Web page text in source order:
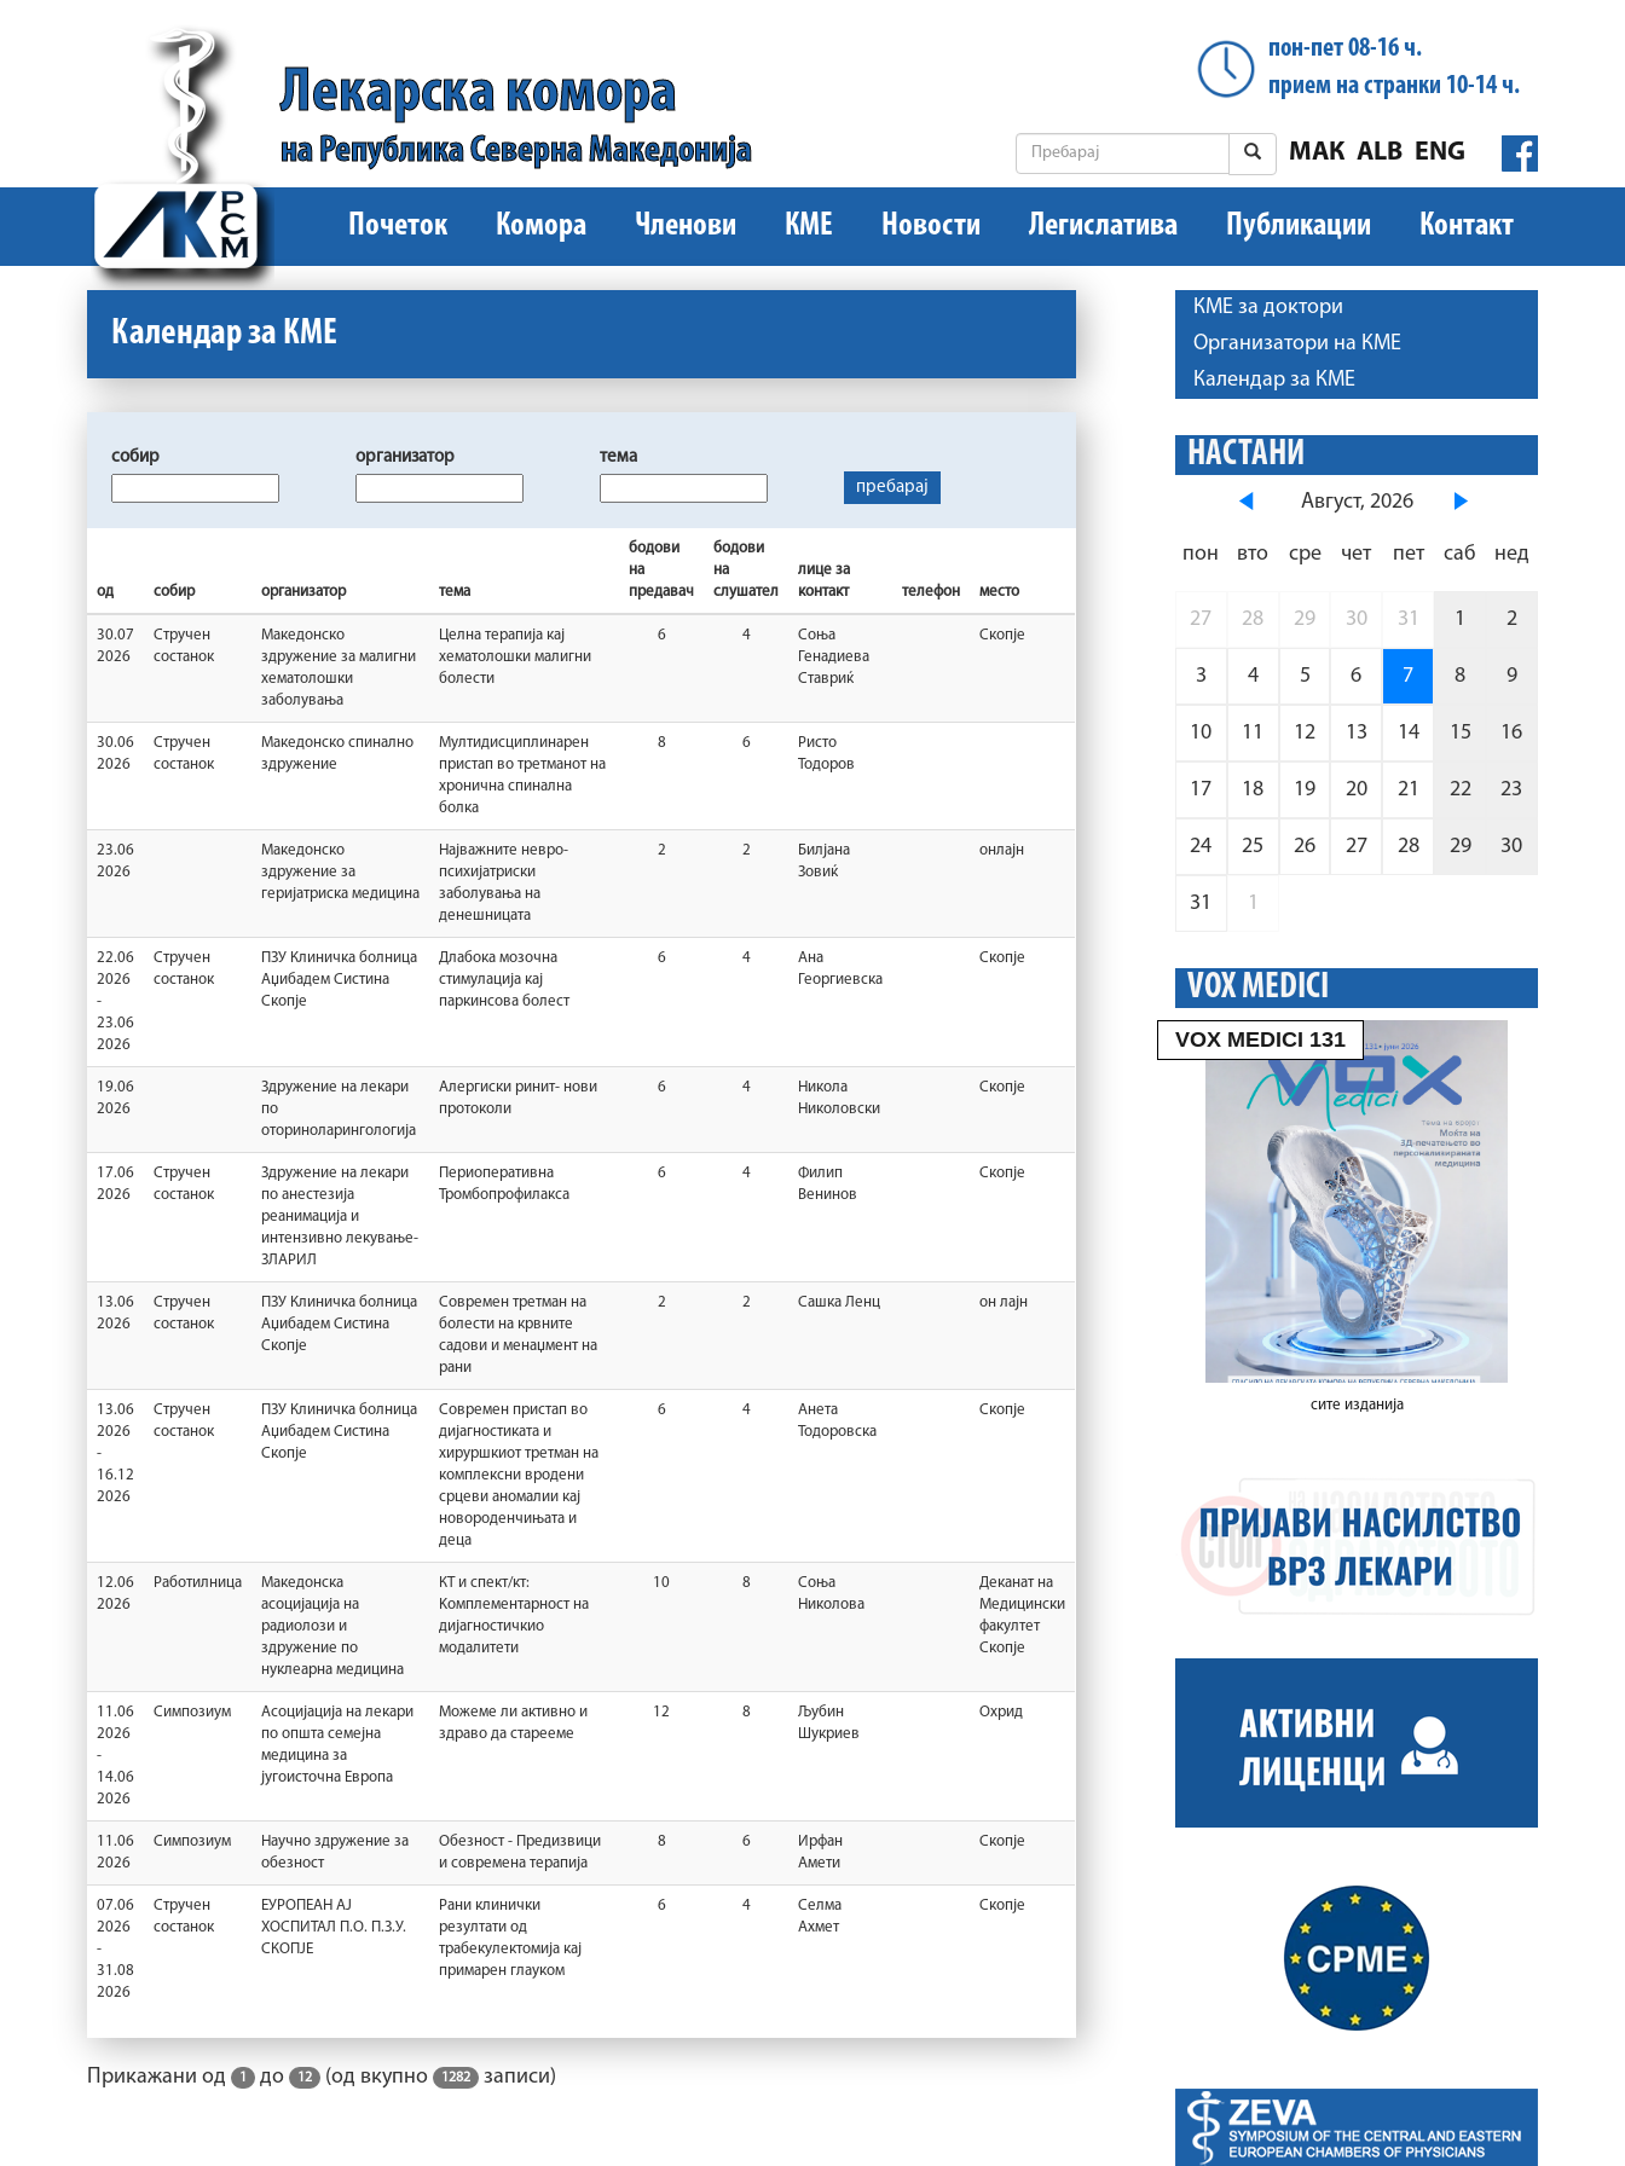
Лекарска комора
на Република Северна Македонија
пон-пет 08-16 ч.
прием на странки 10-14 ч.
ENG
ALB
МАК
Почеток Комора Членови КМЕ Новости Легислатива Публикации Контакт
Календар за КМЕ
собир организатор
тема
пребарај
од собир организатор тема
бодови
на
предавач
бодови
на
слушател
лице за
контакт
телефон место
30.07
2026
Стручен
состанок
Maкедонско
здружение за малигни
хематолошки
заболувања
Целна терапија кај
хематолошки малигни
болести
6 4
Соња
Генадиева
Ставриќ
Скопје
30.06
2026
Стручен
состанок
Македонско спинално
здружение
Мултидисциплинарен
пристап во третманот на
хронична спинална
болка
8 6
Ристо
Тодоров
23.06
2026
Македонско
здружение за
геријатриска медицина
Најважните невро-
психијатриски
заболувања на
денешницата
2 2
Билјана
Зовиќ
онлајн
22.06
2026
-
23.06
2026
Стручен
состанок
ПЗУ Клиничка болница
Аџибадем Систина
Скопје
Длабока мозочна
стимулација кај
паркинсова болест
6 4
Ана
Георгиевска
Скопје
19.06
2026
Здружение на лекари
по
оториноларингологија
Алергиски ринит- нови
протоколи
6 4
Никола
Николовски
Скопје
17.06
2026
Стручен
состанок
Здружение на лекари
по анестезија
реанимација и
интензивно лекување-
ЗЛАРИЛ
Периоперативна
Тромбопрофилакса
6 4
Филип
Венинов
Скопје
13.06
2026
Стручен
состанок
ПЗУ Клиничка болница
Аџибадем Систина
Скопје
Современ третман на
болести на крвните
садови и менаџмент на
рани
2 2 Сашка Ленц он лајн
13.06
2026
-
16.12
2026
Стручен
состанок
ПЗУ Клиничка болница
Аџибадем Систина
Скопје
Современ пристап во
дијагностиката и
хируршкиот третман на
комплексни вродени
срцеви аномалии кај
новороденчињата и
деца
6 4
Анета
Тодоровска
Скопје
12.06
2026
Работилница
Македонска
асоцијација на
радиолози и
здружение по
нуклеарна медицина
КТ и спект/кт:
Koмплементарност на
дијагностичкио
модалитети
10 8
Соња
Николова
Деканат на
Медицински
факултет
Скопје
11.06
2026
-
14.06
2026
Симпозиум
Асоцијација на лекари
по општа семејна
медицина за
југоисточна Европа
Можеме ли активно и
здраво да старееме
12 8
Љубин
Шукриев
Охрид
11.06
2026
Симпозиум
Научно здружение за
обезност
Обезност - Предизвици
и современа терапија
8 6
Ирфан
Амети
Скопје
07.06
2026
-
31.08
2026
Стручен
состанок
ЕУРОПЕАН АЈ
ХОСПИТАЛ П.О. П.З.У.
СКОПЈЕ
Рани клинички
резултати од
трабекулектомија кај
примарен глауком
6 4
Селма
Ахмет
Скопје
Прикажани од 1 до 12 (од вкупно 1282 записи)
КМЕ за доктори
Организатори на КМЕ
Календар за КМЕ
НАСТАНИ
Август, 2026
пон вто сре чет пет саб нед
27 28 29 30 31 1 2
3 4 5 6 7 8 9
10 11 12 13 14 15 16
17 18 19 20 21 22 23
24 25 26 27 28 29 30
31 1
VOX MEDICI
VOX MEDICI 131
сите изданија